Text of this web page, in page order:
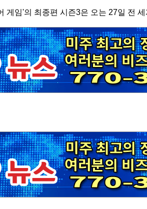
게임'의 최종편 시즌3은 오는 27일 전